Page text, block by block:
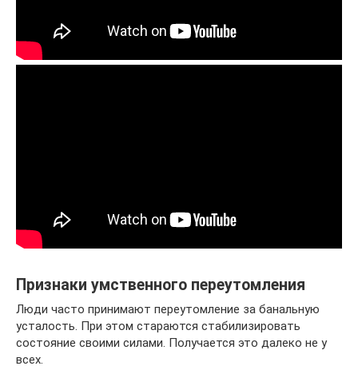
Признаки умственного переутомления
Люди часто принимают переутомление за банальную
усталость. При этом стараются стабилизировать
состояние своими силами. Получается это далеко не у
всех.